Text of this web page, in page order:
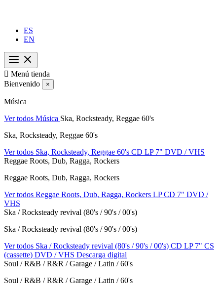
ES
EN
 Menú tienda
Bienvenido
×
Música
Ver todos Música Ska, Rocksteady, Reggae 60's
Ska, Rocksteady, Reggae 60's
Ver todos Ska, Rocksteady, Reggae 60's CD LP 7" DVD / VHS
Reggae Roots, Dub, Ragga, Rockers
Reggae Roots, Dub, Ragga, Rockers
Ver todos Reggae Roots, Dub, Ragga, Rockers LPCD 7" DVD /
VHS
Ska / Rocksteady revival (80's / 90's / 00's)
Ska / Rocksteady revival (80's / 90's / 00's)
Ver todos Ska / Rocksteady revival (80's / 90's / 00's) CD LP 7" CS
(cassette) DVD / VHS Descarga digital
Soul / R&B / R&R / Garage / Latin / 60's
Soul / R&B / R&R / Garage / Latin / 60's